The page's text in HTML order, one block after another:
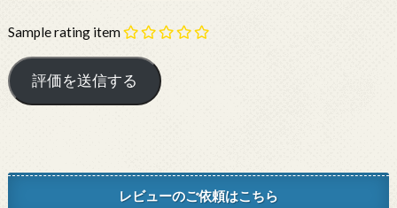
Sample rating item
レビューのご依頼はこちら